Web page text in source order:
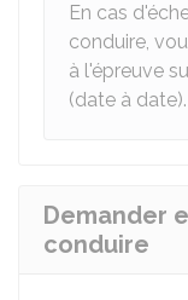
En cas
conduire,
à l'épreuve
(date à date).
Demander
conduire